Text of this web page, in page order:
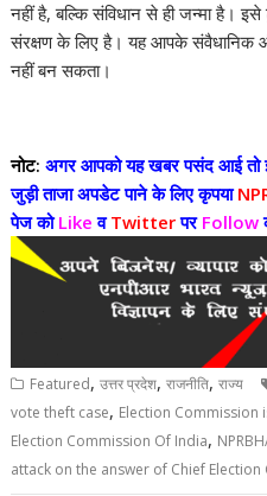
नहीं है, बल्कि संविधान से ही जन्मा है।
संरक्षण के लिए है। यह आपके
नहीं बन सकता।
नोट: अगर आपको यह खबर पसंद आई
जुड़ी ताजा अपडेट पाने के लिए कृपया
पेज कोLike वTwitterपर Follow
Featured,उत्तर प्रदेश,राजनीति,राज्य
vote theft case, Election
Election Commission Of India,
attack on the answer of Chief